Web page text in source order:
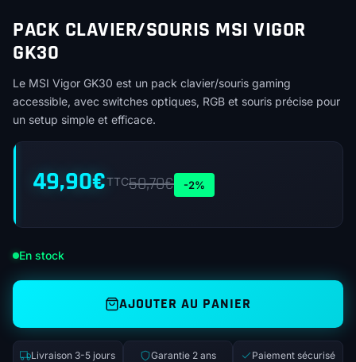
PACK CLAVIER/SOURIS MSI VIGOR
GK30
Le MSI Vigor GK30 est un pack clavier/souris gaming
accessible, avec switches optiques, RGB et souris précise pour
un setup simple et efficace.
49,90€TTC50,70€ -2%
En stock
AJOUTER AU PANIER
Livraison 3-5 jours Garantie 2 ans Paiement sécurisé